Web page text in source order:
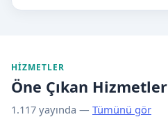
HIZMETLER
Öne Çıkan Hizmetler
1.117 yayında — Tümünü gör